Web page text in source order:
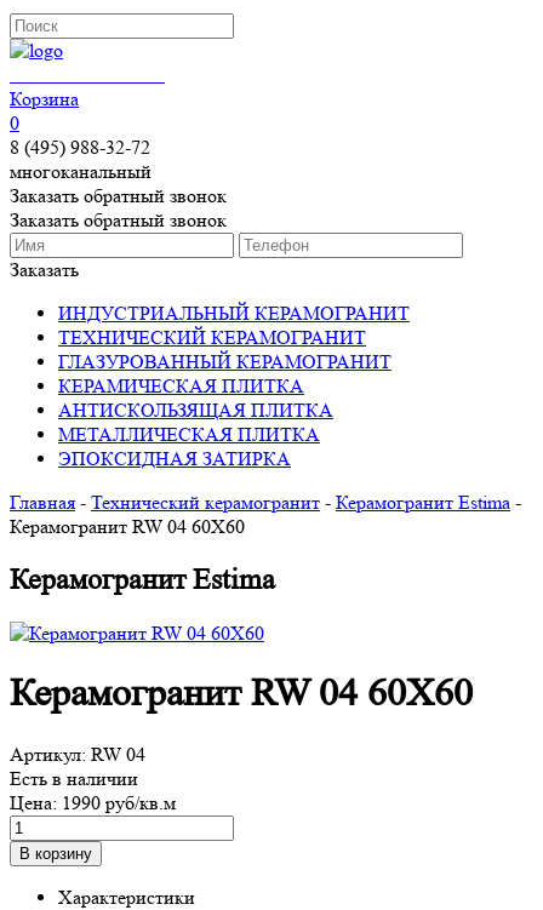
Корзина
0
8 (495) 988-32-72
многоканальный
Заказать обратный звонок
Заказать обратный звонок
Заказать
ИНДУСТРИАЛЬНЫЙ КЕРАМОГРАНИТ
ТЕХНИЧЕСКИЙ КЕРАМОГРАНИТ
ГЛАЗУРОВАННЫЙ КЕРАМОГРАНИТ
КЕРАМИЧЕСКАЯ ПЛИТКА
АНТИСКОЛЬЗЯЩАЯ ПЛИТКА
МЕТАЛЛИЧЕСКАЯ ПЛИТКА
ЭПОКСИДНАЯ ЗАТИРКА
Главная - Технический керамогранит - Керамогранит Estima -
Керамогранит RW 04 60Х60
Керамогранит Estima
Керамогранит RW 04 60Х60
Артикул: RW 04
Есть в наличии
Цена: 1990 руб/кв.м
Характеристики